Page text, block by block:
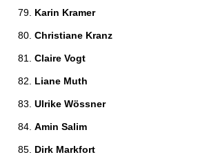
Karin Kramer
Christiane Kranz
Claire Vogt
Liane Muth
Ulrike Wössner
Amin Salim
Dirk Markfort